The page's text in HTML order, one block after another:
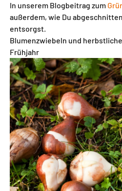
In unserem Blogbeitrag zum
außerdem, wie Du
entsorgst.
Blumenzwiebeln und
Frühjahr